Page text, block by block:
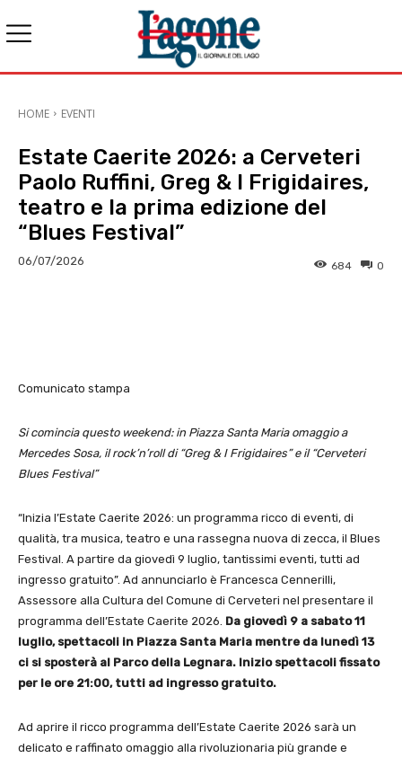
HOME EVENTI
Estate Caerite 2026: a Cerveteri
Paolo Ruffini, Greg & I Frigidaires,
teatro e la prima edizione del
“Blues Festival”
06/07/2026 0
684
Comunicato stampa
Si comincia questo weekend: in Piazza Santa Maria omaggio a
Mercedes Sosa, il rock’n’roll di “Greg & I Frigidaires” e il “Cerveteri
Blues Festival”
“Inizia l’Estate Caerite 2026: un programma ricco di eventi, di
qualità, tra musica, teatro e una rassegna nuova di zecca, il Blues
Festival. A partire da giovedì 9 luglio, tantissimi eventi, tutti ad
ingresso gratuito”. Ad annunciarlo è Francesca Cennerilli,
Assessore alla Cultura del Comune di Cerveteri nel presentare il
programma dell’Estate Caerite 2026. Da giovedì 9 a sabato 11
luglio, spettacoli in Piazza Santa Maria mentre da lunedì 13
ci si sposterà al Parco della Legnara. Inizio spettacoli fissato
per le ore 21:00, tutti ad ingresso gratuito.
Ad aprire il ricco programma dell’Estate Caerite 2026 sarà un
delicato e raffinato omaggio alla rivoluzionaria più grande e